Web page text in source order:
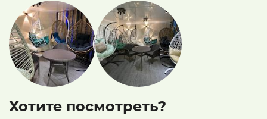
Хотите посмотреть?